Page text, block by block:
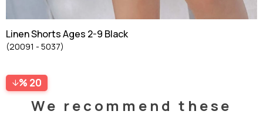
Linen Shorts Ages 2-9 Black
(20091 - 5037)
20
We recommend these